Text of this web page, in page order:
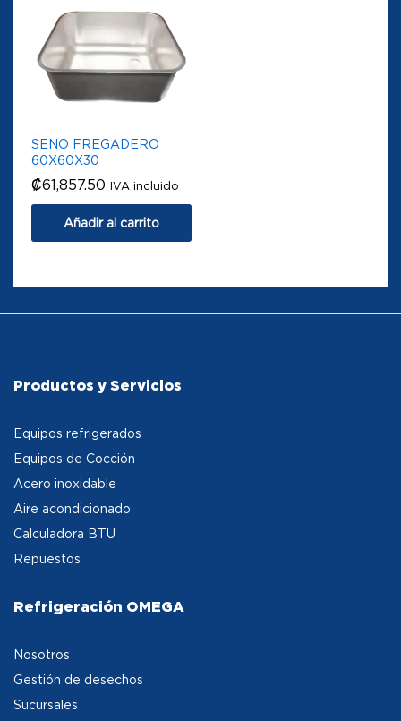
SENO FREGADERO
60X60X30
₡61,857.50 IVA incluido
Añadir al carrito
Productos y Servicios
Equipos refrigerados
Equipos de Cocción
Acero inoxidable
Aire acondicionado
Calculadora BTU
Repuestos
Refrigeración OMEGA
Nosotros
Gestión de desechos
Sucursales